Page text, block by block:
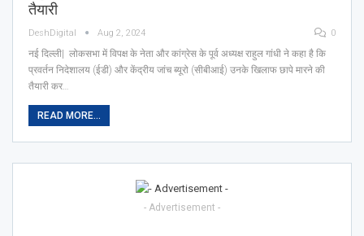
तैयारी
DeshDigital Aug 2, 2024 0
नई दिल्ली| लोकसभा में विपक्ष के नेता और कांग्रेस के पूर्व अध्यक्ष राहुल गांधी ने कहा है कि
प्रवर्तन निदेशालय (ईडी) और केंद्रीय जांच ब्यूरो (सीबीआई) उनके खिलाफ छापे मारने की
तैयारी कर…
READ MORE...
- Advertisement -